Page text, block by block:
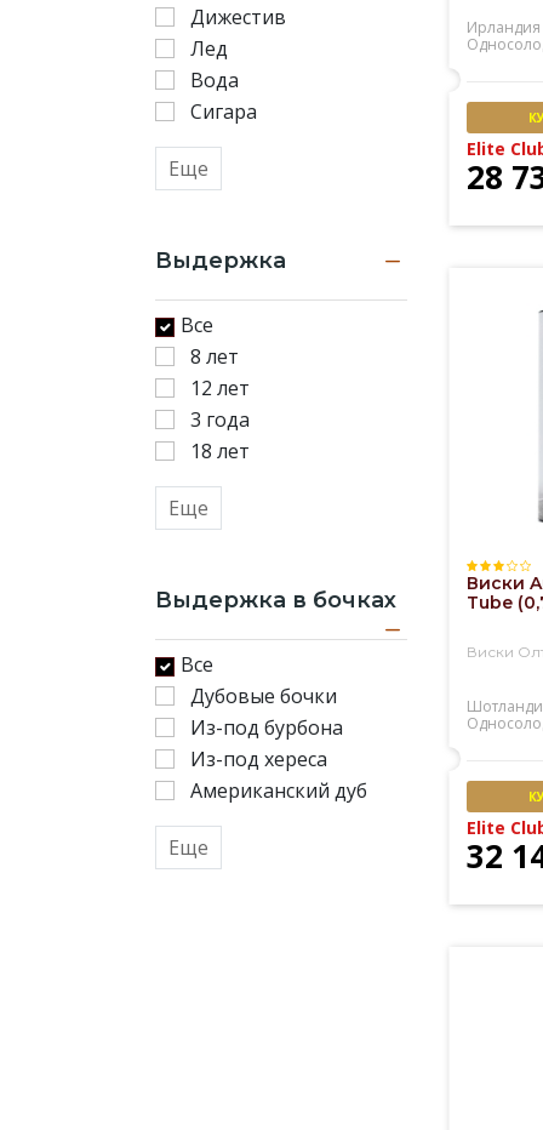
Дижестив
Лед
Вода
Сигара
Еще
Выдержка
Все
8 лет
12 лет
3 года
18 лет
Еще
Выдержка в бочках
Все
Дубовые бочки
Из-под бурбона
Из-под хереса
Американский дуб
Еще
Ирландия
Elite
28
Виски
Tube
Виски
Elite
32